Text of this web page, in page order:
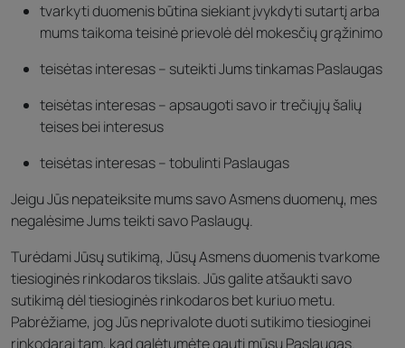
tvarkyti duomenis būtina siekiant įvykdyti sutartį arba
mums taikoma teisinė prievolė dėl mokesčių grąžinimo
teisėtas interesas – suteikti Jums tinkamas Paslaugas
teisėtas interesas – apsaugoti savo ir trečiųjų šalių
teises bei interesus
teisėtas interesas – tobulinti Paslaugas
Jeigu Jūs nepateiksite mums savo Asmens duomenų, mes
negalėsime Jums teikti savo Paslaugų.
Turėdami Jūsų sutikimą, Jūsų Asmens duomenis tvarkome
tiesioginės rinkodaros tikslais. Jūs galite atšaukti savo
sutikimą dėl tiesioginės rinkodaros bet kuriuo metu.
Pabrėžiame, jog Jūs neprivalote duoti sutikimo tiesioginei
rinkodarai tam, kad galėtumėte gauti mūsų Paslaugas.